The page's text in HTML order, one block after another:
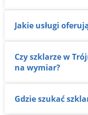
Jakie usługi
Czy szklarze w Trójmieście wykonują lustra
na wymiar?
Gdzie szukać